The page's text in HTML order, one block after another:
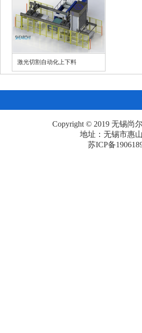
激光切割自动化上下料
Copyright © 2019 无锡尚
地址：无锡市惠
苏ICP备